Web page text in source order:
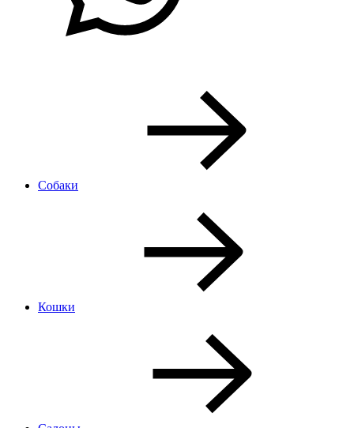
Собаки
Кошки